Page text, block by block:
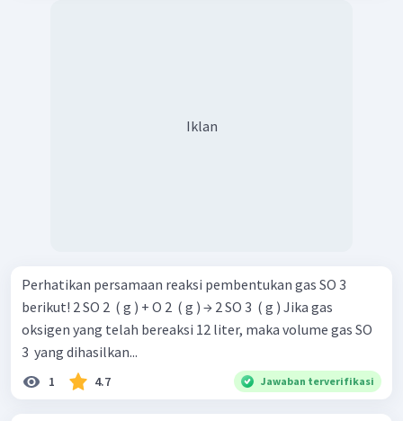
Iklan
Perhatikan persamaan reaksi pembentukan gas SO 3 ​
berikut! 2 SO 2 ​ ( g ) + O 2 ​ ( g ) → 2 SO 3 ​ ( g ) Jika gas
oksigen yang telah bereaksi 12 liter, maka volume gas SO
3 ​ yang dihasilkan...
1 4.7 Jawaban terverifikasi